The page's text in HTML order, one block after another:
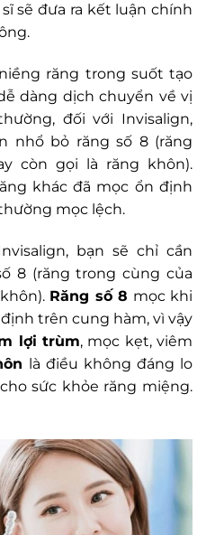
sẽ đưa ra kết luận chính
răng trong suốt tạo
dàng dịch chuyển về vị
đối với Invisalign,
nhổ bỏ răng số 8 (răng
còn gọi là răng khôn).
khác đã mọc ổn định
mọc lệch.
bạn sẽ chỉ cần
8 (răng trong cùng của
Răng số 8 mọc khi
trên cung hàm, vì vậy
lợi trùm, mọc kẹt, viêm
là điều không đáng lo
sức khỏe răng miệng.